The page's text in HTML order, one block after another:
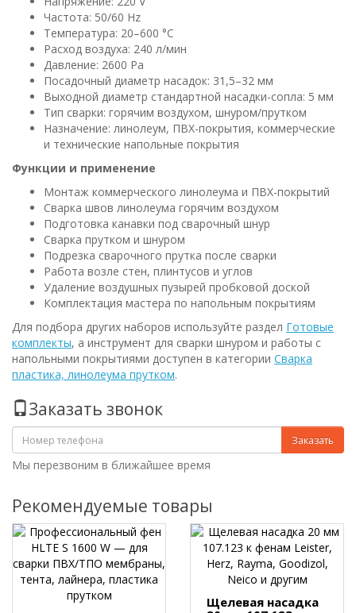
Частота: 50/60 Hz
Температура: 20–600 °C
Расход воздуха: 240 л/мин
Давление: 2600 Pa
Посадочный диаметр насадок: 31,5–32 мм
Выходной диаметр стандартной насадки-сопла: 5 мм
Тип сварки: горячим воздухом, шнуром/прутком
Назначение: линолеум, ПВХ-покрытия, коммерческие
и технические напольные покрытия
Функции и применение
Монтаж коммерческого линолеума и ПВХ-покрытий
Сварка швов линолеума горячим воздухом
Подготовка канавки под сварочный шнур
Сварка прутком и шнуром
Подрезка сварочного прутка после сварки
Работа возле стен, плинтусов и углов
Удаление воздушных пузырей пробковой доской
Комплектация мастера по напольным покрытиям
Для подбора других наборов используйте раздел Готовые
комплекты, а инструмент для сварки шнуром и работы с
напольными покрытиями доступен в категории Сварка
пластика, линолеума прутком.
Заказать звонок
Заказать
Мы перезвоним в ближайшее время
Рекомендуемые товары
Щелевая насадка